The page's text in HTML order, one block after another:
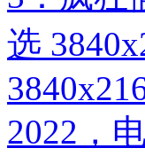
2022，